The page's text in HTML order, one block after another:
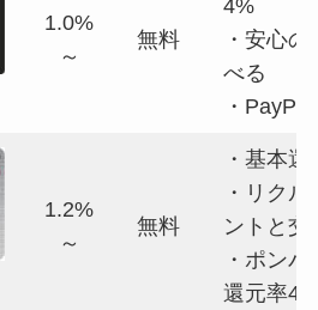
1.0%
～
無料
4%
・安心
べる
・
1.2%
～
無料
・基本
・リク
ントと交
・ポン
還元率